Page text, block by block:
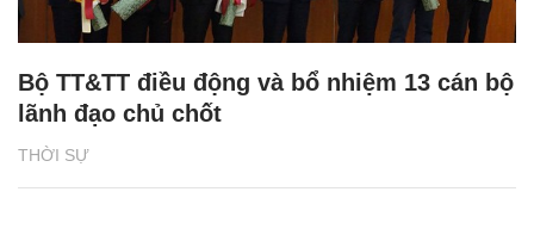
THỜI SỰ
Bộ TT&TT điều động và bổ nhiệm 13 cán bộ
lãnh đạo chủ chốt